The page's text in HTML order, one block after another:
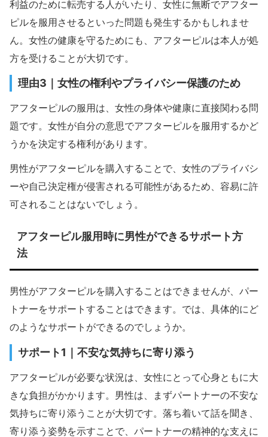
利益のために転売する人がいたり、女性に無断でアフター
ピルを服用させるといった問題も発生するかもしれませ
ん。女性の健康を守るためにも、アフターピルは本人が処
方を受けることが大切です。
理由3｜女性の権利やプライバシー保護のため
アフターピルの服用は、女性の身体や健康に直接関わる問
題です。女性が自分の意思でアフターピルを服用するかど
うかを決定する権利があります。
男性がアフターピルを購入することで、女性のプライバシ
ーや自己決定権が侵害される可能性があるため、容易に許
可されることはないでしょう。
アフターピル服用時に男性ができるサポート方
法
男性がアフターピルを購入することはできませんが、パー
トナーをサポートすることはできます。では、具体的にど
のようなサポートができるのでしょうか。
サポート1｜不安な気持ちに寄り添う
アフターピルが必要な状況は、女性にとって心身ともに大
きな負担がかかります。男性は、まずパートナーの不安な
気持ちに寄り添うことが大切です。落ち着いて話を聞き、
寄り添う姿勢を示すことで、パートナーの精神的な支えに